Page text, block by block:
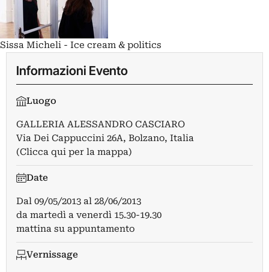
Sissa Micheli - Ice cream & politics
Informazioni Evento
Luogo
GALLERIA ALESSANDRO CASCIARO
Via Dei Cappuccini 26A, Bolzano, Italia
(Clicca qui per la mappa)
Date
Dal 09/05/2013 al 28/06/2013
da martedì a venerdì 15.30-19.30
mattina su appuntamento
Vernissage